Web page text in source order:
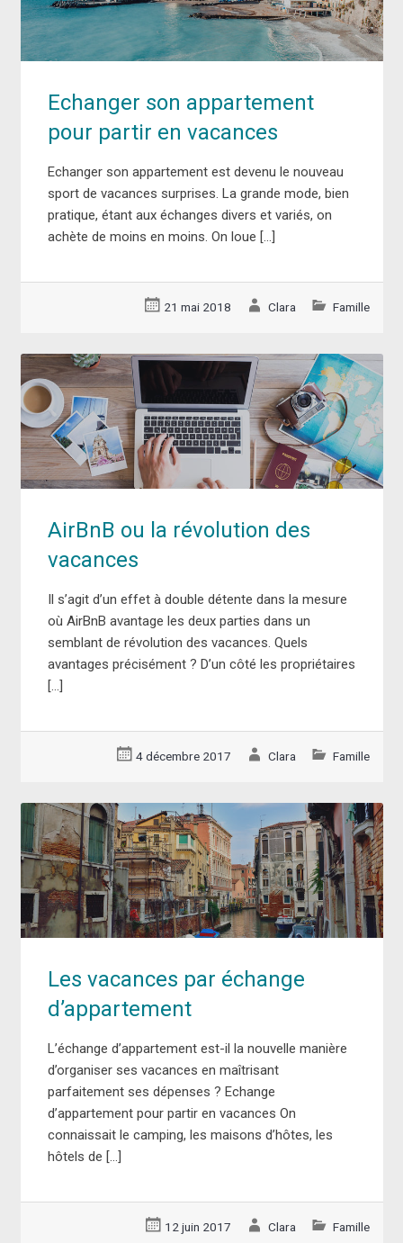
Echanger son appartement
pour partir en vacances
Echanger son appartement est devenu le nouveau
sport de vacances surprises. La grande mode, bien
pratique, étant aux échanges divers et variés, on
achète de moins en moins. On loue […]
21 mai 2018 Clara Famille
AirBnB ou la révolution des
vacances
Il s’agit d’un effet à double détente dans la mesure
où AirBnB avantage les deux parties dans un
semblant de révolution des vacances. Quels
avantages précisément ? D’un côté les propriétaires
[…]
4 décembre 2017 Clara Famille
Les vacances par échange
d’appartement
L’échange d’appartement est-il la nouvelle manière
d’organiser ses vacances en maîtrisant
parfaitement ses dépenses ? Echange
d’appartement pour partir en vacances On
connaissait le camping, les maisons d’hôtes, les
hôtels de […]
12 juin 2017 Clara Famille